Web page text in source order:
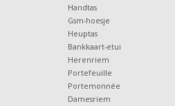
Handtas
Gsm-hoesje
Heuptas
Bankkaart-etui
Herenriem
Portefeuille
Portemonnée
Damesriem